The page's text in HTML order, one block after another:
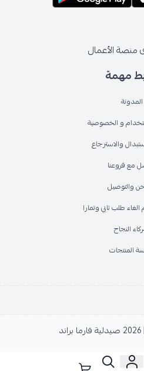
مهمة
المدونة
و الخصوصية
والاسترجاع
مع فروعنا
والتوصيل
طلب تابي وتمارا
النجاح
المنتجات
منصة الأعمال
صيدلية فارما براند